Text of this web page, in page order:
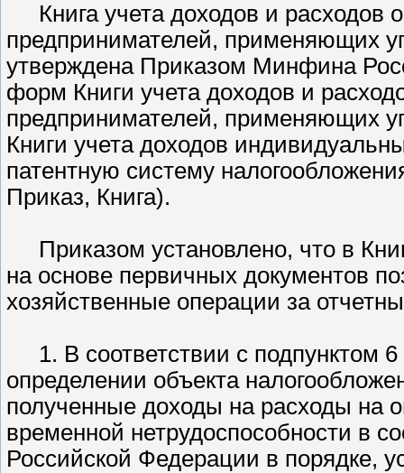
Книга учета доходов и
предпринимателей, применяющих
утверждена Приказом Минфина
форм Книги учета доходов и
предпринимателей, применяющих
Книги учета доходов
патентную систему
Приказ, Книга).
Приказом установлено, что в
на основе первичных документов
хозяйственные операции за
1. В соответствии с подпунктом
определении объекта
полученные доходы на расходы на
временной нетрудоспособности в
Российской Федерации в порядке,